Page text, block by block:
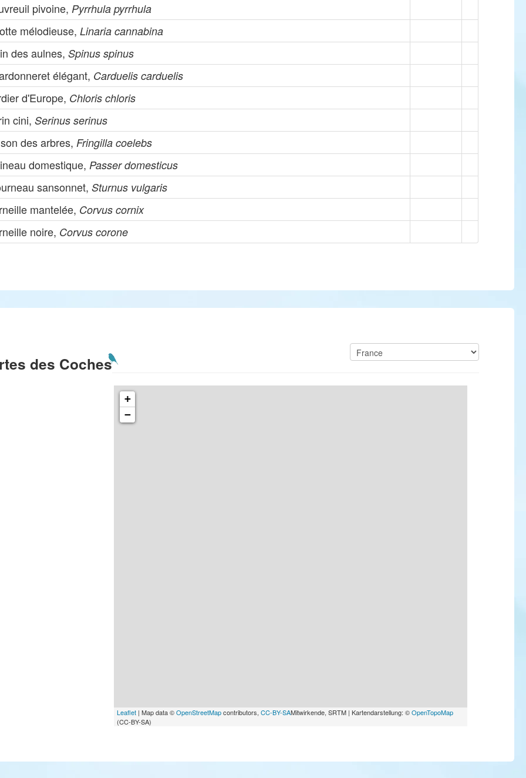
pivoine, Pyrrhula pyrrhula
mélodieuse,Linaria cannabina
des aulnes,Spinus spinus
élégant, Carduelis carduelis
d'Europe, Chloris chloris
cini,Serinus serinus
des arbres, Fringilla coelebs
domestique, Passer domesticus
sansonnet,Sturnus vulgaris
mantelée, Corvus cornix
noire, Corvus corone
des Coches
+
−
Leaflet| Map data ©OpenStreetMapcontributors, CC-BY-SAMitwirkende, SRTM | Kartendarstellung: ©OpenTopoMap
(CC-BY-SA)